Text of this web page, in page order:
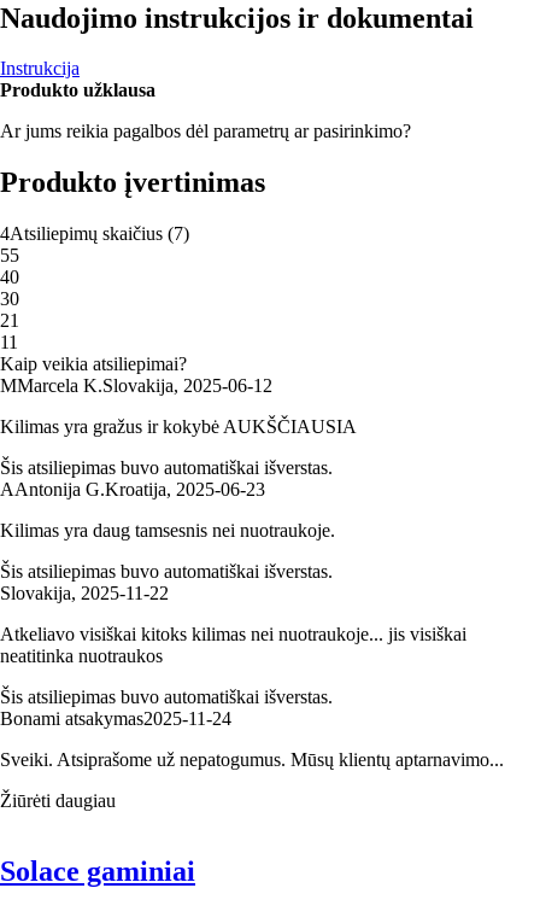
Naudojimo instrukcijos ir dokumentai
Instrukcija
Produkto užklausa
Ar jums reikia pagalbos dėl parametrų ar pasirinkimo?
Produkto įvertinimas
4Atsiliepimų skaičius (7)
55
40
30
21
11
Kaip veikia atsiliepimai?
MMarcela K.Slovakija, 2025‑06‑12
Kilimas yra gražus ir kokybė AUKŠČIAUSIA
Šis atsiliepimas buvo automatiškai išverstas.
AAntonija G.Kroatija, 2025‑06‑23
Kilimas yra daug tamsesnis nei nuotraukoje.
Šis atsiliepimas buvo automatiškai išverstas.
Slovakija, 2025‑11‑22
Atkeliavo visiškai kitoks kilimas nei nuotraukoje... jis visiškai
neatitinka nuotraukos
Šis atsiliepimas buvo automatiškai išverstas.
Bonami atsakymas2025‑11‑24
Sveiki. Atsiprašome už nepatogumus. Mūsų klientų aptarnavimo...
Žiūrėti daugiau
Solace gaminiai